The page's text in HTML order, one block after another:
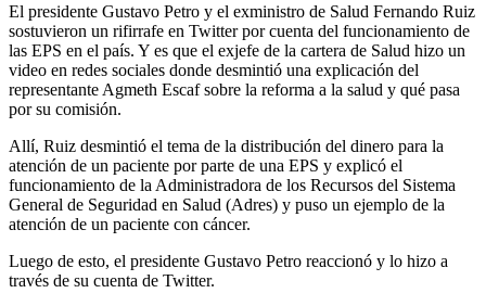
El presidente Gustavo Petro y el exministro de Salud Fernando Ruiz
sostuvieron un rifirrafe en Twitter por cuenta del funcionamiento de
las EPS en el país. Y es que el exjefe de la cartera de Salud hizo un
video en redes sociales donde desmintió una explicación del
representante Agmeth Escaf sobre la reforma a la salud y qué pasa
por su comisión.
Allí, Ruiz desmintió el tema de la distribución del dinero para la
atención de un paciente por parte de una EPS y explicó el
funcionamiento de la Administradora de los Recursos del Sistema
General de Seguridad en Salud (Adres) y puso un ejemplo de la
atención de un paciente con cáncer.
Luego de esto, el presidente Gustavo Petro reaccionó y lo hizo a
través de su cuenta de Twitter.